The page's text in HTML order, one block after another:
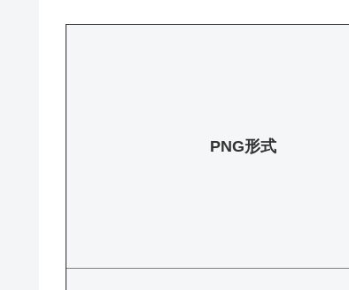
PNG形式